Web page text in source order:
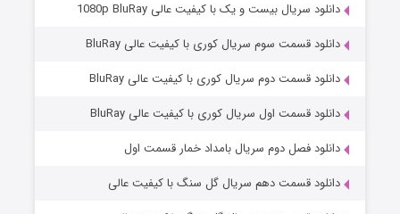
مردگان متحرک: شهر مرده ۳
قسمت۲ (زیرنویس) منتشر شد
دانلود سریال بیست و یک با کیفیت عالی 1080p BluRay
دانلود قسمت سوم سریال کوری با کیفیت عالی BluRay
دانلود قسمت دوم سریال کوری با کیفیت عالی BluRay
دانلود قسمت اول سریال کوری با کیفیت عالی BluRay
دانلود فصل دوم سریال بامداد خمار قسمت اول
دانلود قسمت دهم سریال گل سنگ با کیفیت عالی